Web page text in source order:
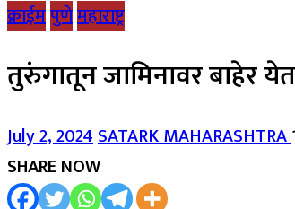
क्राईमपुणेमहाराष्ट्र
तुरुंगातून जामिनावर बाहेर
July 2, 2024SATARK MAHARASHTRA
SHARE NOW